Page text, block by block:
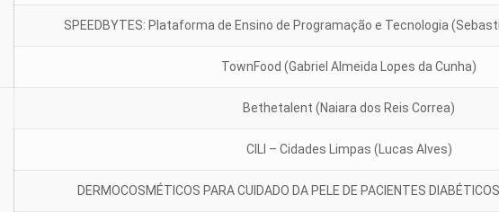
SPEEDBYTES: Plataforma de Ensino de Programação e Tecnologia
TownFood (Gabriel Almeida Lopes da Cunha)
Bethetalent (Naiara dos Reis Correa)
CILI – Cidades Limpas (Lucas Alves)
DERMOCOSMÉTICOS PARA CUIDADO DA PELE DE PACIENTES